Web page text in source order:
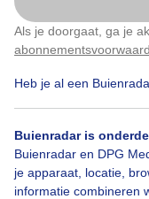
Als je doorgaat, ga je
Heb je al een
Buienradar is
Buienradar en DPG
je apparaat, locatie,
informatie combineren
Nijkerk
Door: Dominik Majewski
Noorderlicht
Klik